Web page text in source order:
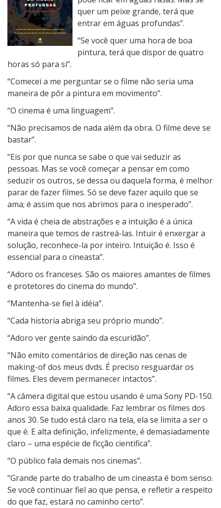
quer um peixe grande, terá que
entrar em águas profundas”.
“Se você quer uma hora de boa
pintura, terá que dispor de quatro
horas só para si”.
“Comecei a me perguntar se o filme não seria uma
maneira de pôr a pintura em movimento”.
“O cinema é uma linguagem”.
“Não precisamos de nada além da obra. O filme deve se
bastar”.
“Eis por que nunca se sabe o que vai seduzir as
pessoas. Mas se você começar a pensar em como
seduzir os outros, se dessa ou daquela forma, é melhor
parar de fazer filmes. Só se deve fazer aquilo que se
ama; é assim que nos abrimos para o inesperado”.
“A vida é cheia de abstrações e a intuição é a única
maneira que temos de rastreá-las. Intuir é enxergar a
solução, reconhece-la por inteiro. Intuição é. Isso é
essencial para o cineasta”.
“Adoro os franceses. São os maiores amantes de filmes
e protetores do cinema do mundo”.
“Mantenha-se fiel à idéia”.
“Cada historia abriga seu próprio mundo”.
“Adoro ver gente saindo da escuridão”.
“Não emito comentários de direção nas cenas de
making-of dos meus dvds. É preciso resguardar os
filmes. Eles devem permanecer intactos”.
“A câmera digital que estou usando é uma Sony PD-150.
Adoro essa baixa qualidade. Faz lembrar os filmes dos
anos 30. Se tudo está claro na tela, ela se limita a ser o
que é. E alta definição, infelizmente, é demasiadamente
claro – uma espécie de ficção cientifica”.
“O público fala demais nos cinemas”.
“Grande parte do trabalho de um cineasta é bom senso.
Se você continuar fiel ao que pensa, e refletir a respeito
do que faz, estará no caminho certo”.